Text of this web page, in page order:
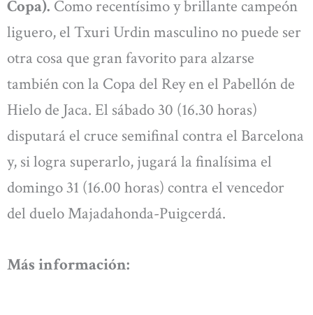
Copa). Como recentísimo y brillante campeón
liguero, el Txuri Urdin masculino no puede ser
otra cosa que gran favorito para alzarse
también con la Copa del Rey en el Pabellón de
Hielo de Jaca. El sábado 30 (16.30 horas)
disputará el cruce semifinal contra el Barcelona
y, si logra superarlo, jugará la finalísima el
domingo 31 (16.00 horas) contra el vencedor
del duelo Majadahonda-Puigcerdá.
Más información: